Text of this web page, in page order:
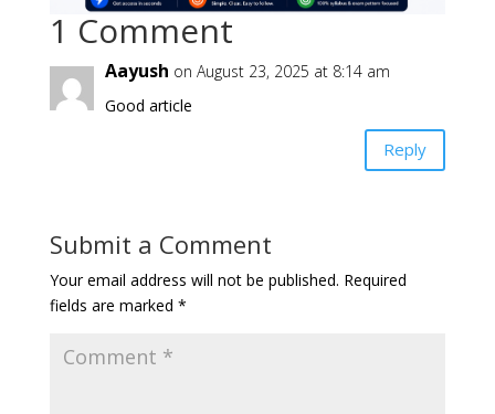
1 Comment
Aayush on August 23, 2025 at 8:14 am
Good article
Reply
Submit a Comment
Your email address will not be published. Required
fields are marked *